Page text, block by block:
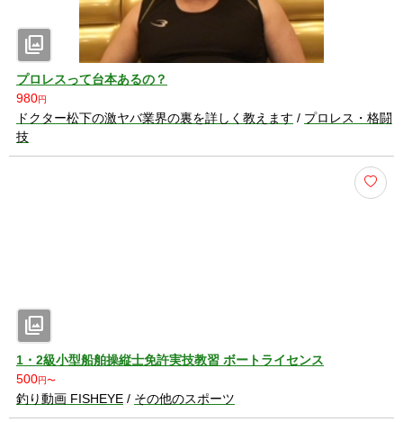
photo_library
プロレスって台本あるの？
980円
ドクター松下の激ヤバ業界の裏を詳しく教えます / プロレス・格闘
技
photo_library
1・2級小型船舶操縦士免許実技教習 ボートライセンス
500円〜
釣り動画 FISHEYE / その他のスポーツ